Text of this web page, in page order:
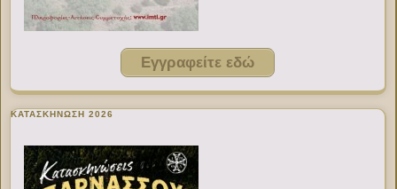
Εγγραφείτε εδώ
ΚΑΤΑΣΚΗΝΩΣΗ 2026